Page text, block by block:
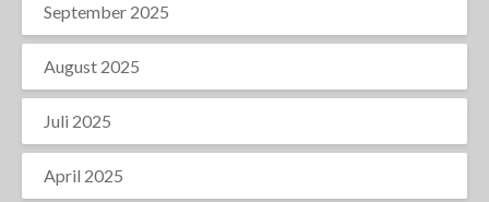
September 2025
August 2025
Juli 2025
April 2025